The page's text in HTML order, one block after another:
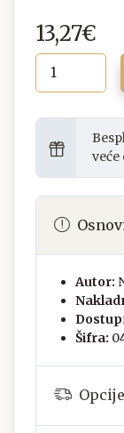
13,27€
veće
Autor:
Šifra: